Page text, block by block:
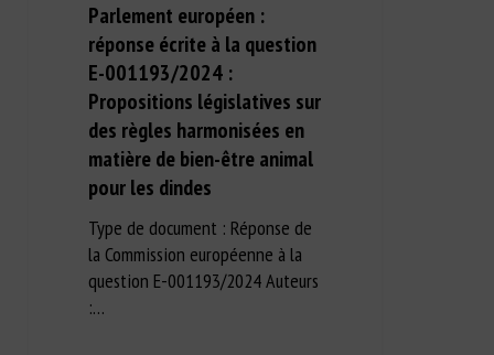
Parlement européen :
réponse écrite à la question
E-001193/2024 :
Propositions législatives sur
des règles harmonisées en
matière de bien-être animal
pour les dindes
Type de document : Réponse de
la Commission européenne à la
question E-001193/2024 Auteurs
:…